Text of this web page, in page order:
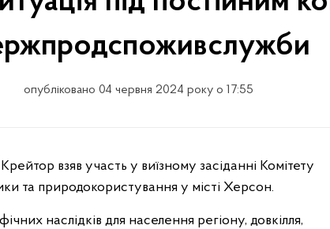
опубліковано 04 червня 2024 року о 17:55
та природокористування у місті Херсон.
наслідків для населення регіону, довкілля,